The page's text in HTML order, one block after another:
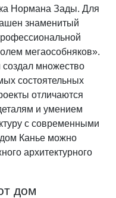
Нормана Зады. Для
знаменитый
мегаособняков».
множество
состоятельных
отличаются
и умением
с современными
Канье можно
архитектурного
дом